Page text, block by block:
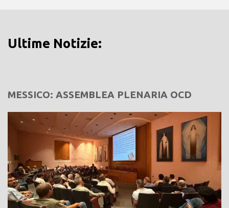
Ultime Notizie:
MESSICO: ASSEMBLEA PLENARIA OCD